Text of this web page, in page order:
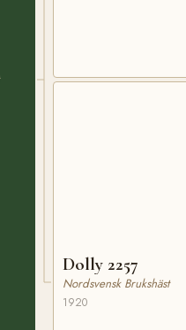
Dolly 2257
Nordsvensk Brukshäst
1920